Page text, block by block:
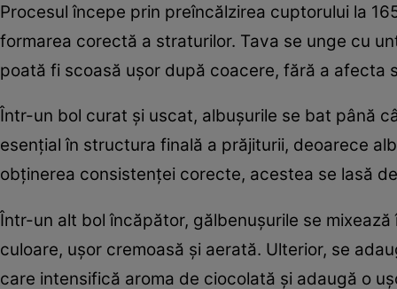
Procesul începe prin preîncălzirea cuptorului la
formarea corectă a straturilor. Tava se unge cu
poată fi scoasă ușor după coacere, fără a afecta
Într-un bol curat și uscat, albușurile se bat până
esențial în structura finală a prăjiturii, deoarece
obținerea consistenței corecte, acestea se lasă
Într-un alt bol încăpător, gălbenușurile se
culoare, ușor cremoasă și aerată. Ulterior, se
care intensifică aroma de ciocolată și adaugă o